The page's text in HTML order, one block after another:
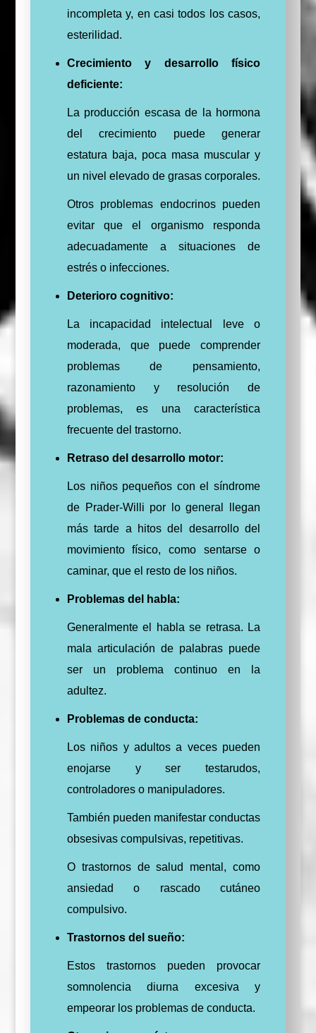
incompleta y, en casi todos los casos,
esterilidad.
Crecimiento y desarrollo físico
deficiente:
La producción escasa de la hormona
del crecimiento puede generar
estatura baja, poca masa muscular y
un nivel elevado de grasas corporales.
Otros problemas endocrinos pueden
evitar que el organismo responda
adecuadamente a situaciones de
estrés o infecciones.
Deterioro cognitivo:
La incapacidad intelectual leve o
moderada, que puede comprender
problemas de pensamiento,
razonamiento y resolución de
problemas, es una característica
frecuente del trastorno.
Retraso del desarrollo motor:
Los niños pequeños con el síndrome
de Prader-Willi por lo general llegan
más tarde a hitos del desarrollo del
movimiento físico, como sentarse o
caminar, que el resto de los niños.
Problemas del habla:
Generalmente el habla se retrasa. La
mala articulación de palabras puede
ser un problema continuo en la
adultez.
Problemas de conducta:
Los niños y adultos a veces pueden
enojarse y ser testarudos,
controladores o manipuladores.
También pueden manifestar conductas
obsesivas compulsivas, repetitivas.
O trastornos de salud mental, como
ansiedad o rascado cutáneo
compulsivo.
Trastornos del sueño:
Estos trastornos pueden provocar
somnolencia diurna excesiva y
empeorar los problemas de conducta.